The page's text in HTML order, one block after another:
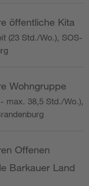
öffentliche Kita
(23 Std./Wo.), SOS-
Wohngruppe
max. 38,5 Std./Wo.),
Offenen
Barkauer Land